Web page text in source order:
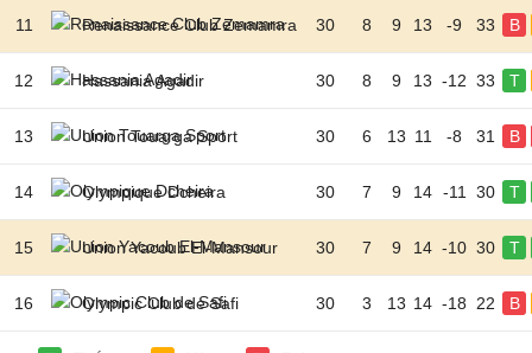
11 Renaissance Club Zemamra 30 8 9 13 -9 33 B
12 Hassania Agadir 30 8 9 13 -12 33 T
13 Union Touarga Sport 30 6 13 11 -8 31 B
14 Olympique Dcheira 30 7 9 14 -11 30 T
15 Union Yacoub El-Mansour 30 7 9 14 -10 30 T
16 Olympic Club de Safi 30 3 13 14 -18 22 B